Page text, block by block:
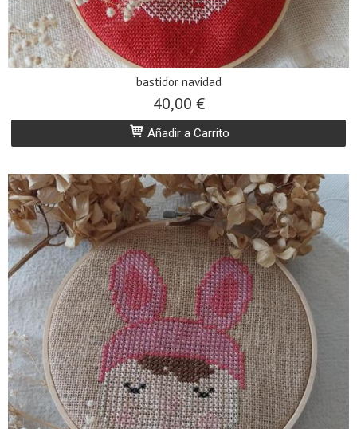
bastidor navidad
40,00 €
Añadir a Carrito